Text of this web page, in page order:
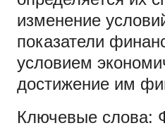
изменение
показатели
условием
достижение им